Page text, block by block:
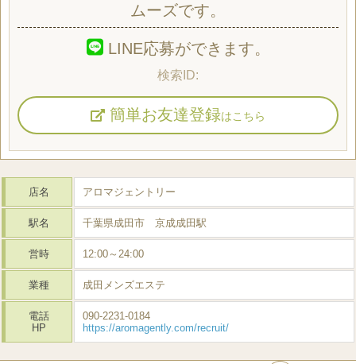
ムーズです。
LINE応募ができます。
簡単お友達登録はこちら
店名 アロマジェントリー
駅名 千葉県成田市 京成成田駅
営時 12:00～24:00
業種 成田メンズエステ
電話
HP
090-2231-0184
https://aromagently.com/recruit/